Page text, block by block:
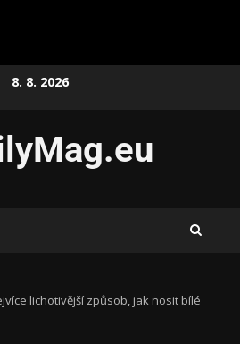
8. 8. 2026
lichotivější způsob, jak nosit bílé